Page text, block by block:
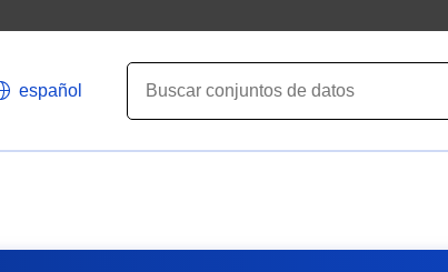
español